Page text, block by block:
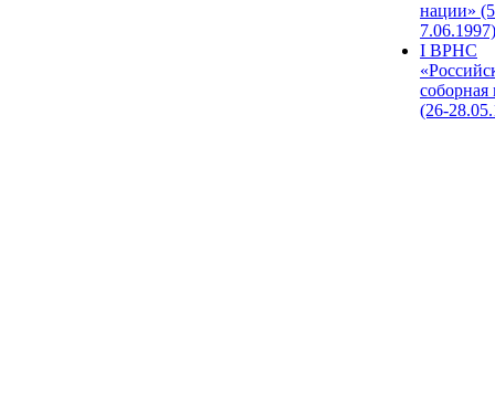
нации»
7.06.1997)
I ВРНС
(26-